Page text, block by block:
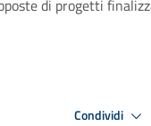
di progetti
Condividi